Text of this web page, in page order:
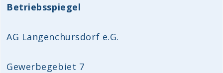
Betriebsspiegel
AG Langenchursdorf e.G.
Gewerbegebiet 7